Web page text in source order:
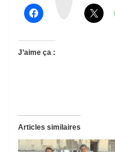
J’aime ça :
Articles similaires